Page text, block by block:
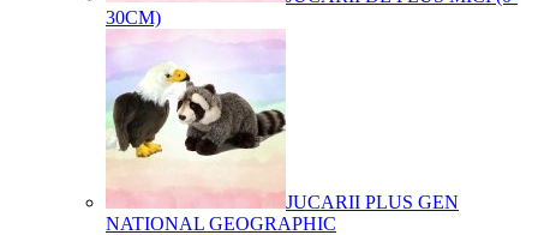
30CM)
JUCARII PLUS GEN
NATIONAL GEOGRAPHIC